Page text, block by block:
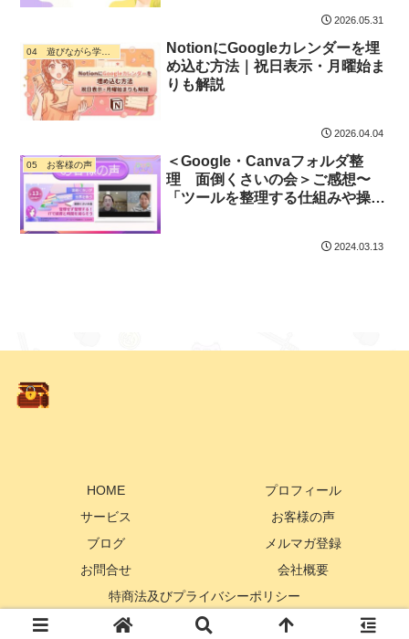
2026.05.31
04 遊びながら学ぶ・ デジタル活用
NotionにGoogleカレンダーを埋
め込む方法｜祝日表示・月曜始ま
りも解説
2026.04.04
05 お客様の声
＜Google・Canvaフォルダ整
理 面倒くさいの会＞ご感想〜
「ツールを整理する仕組みや操作
2024.03.13
HOME
プロフィール
サービス
お客様の声
ブログ
メルマガ登録
お問合せ
会社概要
特商法及びプライバシーポリシー
Copyright © 2020 Momoko iT Lab. All Rights Reserved.